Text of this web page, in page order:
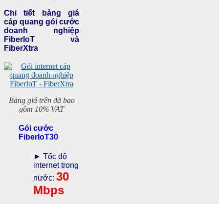
Chi tiết bảng giá
cáp quang gói cước
doanh nghiệp
FiberIoT và
FiberXtra
Bảng giá trên đã bao
gồm 10% VAT
Gói cước
FiberIoT30
► Tốc độ
internet trong
nước: 30
Mbps